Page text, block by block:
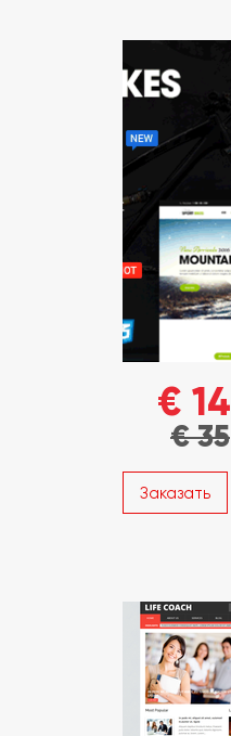
€ 14
€ 35
Заказать